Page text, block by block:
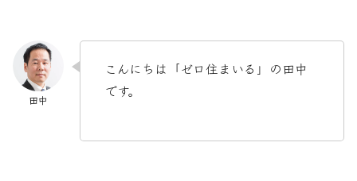
こんにちは「ゼロ住まいる」の田中
です。